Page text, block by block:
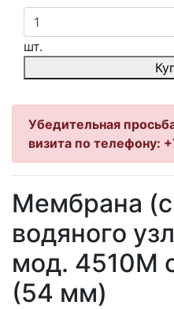
шт.
Убедительная
визита по телефону:
Мембрана
водяного
мод. 4510М
(54 мм)